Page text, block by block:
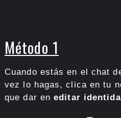
Método 1
Cuando estás en el chat
vez lo hagas, clica en tu
que dar eneditar